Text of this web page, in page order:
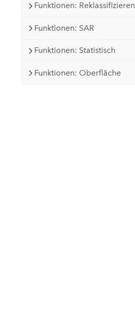
Funktionen: Reklassifizieren
Funktionen: SAR
Funktionen: Statistisch
Funktionen: Oberfläche